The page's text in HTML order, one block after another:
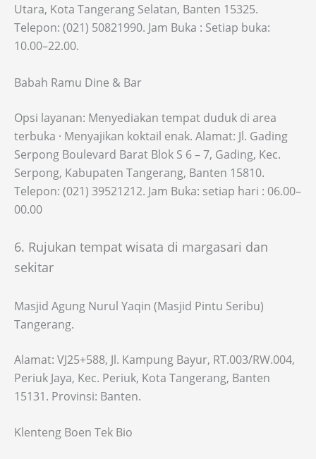
Utara, Kota Tangerang Selatan, Banten 15325.
Telepon: (021) 50821990. Jam Buka : Setiap buka:
10.00–22.00.
Babah Ramu Dine & Bar
Opsi layanan: Menyediakan tempat duduk di area
terbuka · Menyajikan koktail enak. Alamat: Jl. Gading
Serpong Boulevard Barat Blok S 6 – 7, Gading, Kec.
Serpong, Kabupaten Tangerang, Banten 15810.
Telepon: (021) 39521212. Jam Buka: setiap hari : 06.00–
00.00
6. Rujukan tempat wisata di margasari dan
sekitar
Masjid Agung Nurul Yaqin (Masjid Pintu Seribu)
Tangerang.
Alamat: VJ25+588, Jl. Kampung Bayur, RT.003/RW.004,
Periuk Jaya, Kec. Periuk, Kota Tangerang, Banten
15131. Provinsi: Banten.
Klenteng Boen Tek Bio